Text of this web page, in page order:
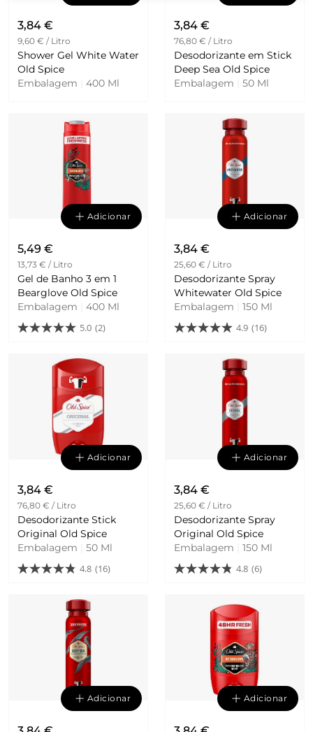
3,84 €
9,60 € / Litro
Shower Gel White Water
Old Spice
Embalagem
400 Ml
3,84 €
76,80 € / Litro
Desodorizante em Stick
Deep Sea Old Spice
Embalagem
50 Ml
Adicionar
5,49 €
13,73 € / Litro
Gel de Banho 3 em 1
Bearglove Old Spice
Embalagem
400 Ml
5.0 (2)
Adicionar
3,84 €
25,60 € / Litro
Desodorizante Spray
Whitewater Old Spice
Embalagem
150 Ml
4.9 (16)
Adicionar
3,84 €
76,80 € / Litro
Desodorizante Stick
Original Old Spice
Embalagem
50 Ml
4.8 (16)
Adicionar
3,84 €
25,60 € / Litro
Desodorizante Spray
Original Old Spice
Embalagem
150 Ml
4.8 (6)
Adicionar Adicionar